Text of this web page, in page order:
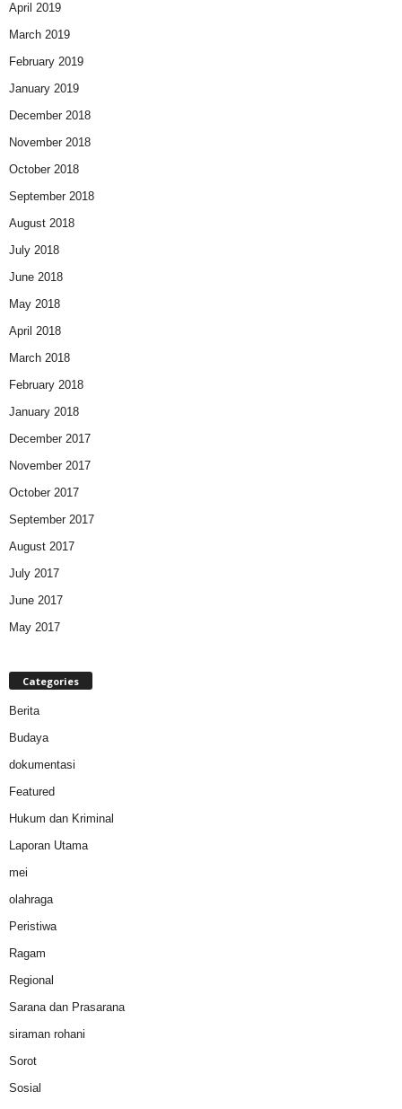
April 2019
March 2019
February 2019
January 2019
December 2018
November 2018
October 2018
September 2018
August 2018
July 2018
June 2018
May 2018
April 2018
March 2018
February 2018
January 2018
December 2017
November 2017
October 2017
September 2017
August 2017
July 2017
June 2017
May 2017
Categories
Berita
Budaya
dokumentasi
Featured
Hukum dan Kriminal
Laporan Utama
mei
olahraga
Peristiwa
Ragam
Regional
Sarana dan Prasarana
siraman rohani
Sorot
Sosial